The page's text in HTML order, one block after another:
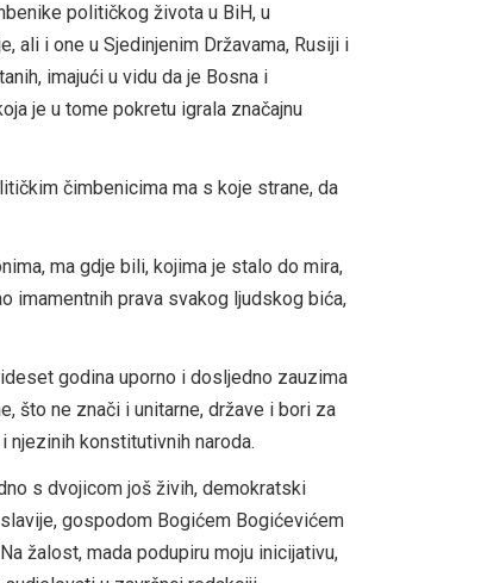
političkog života u BiH, u
ali i one u Sjedinjenim Državama, Rusiji i
imajući u vidu da je Bosna i
je u tome pokretu igrala značajnu
čimbenicima ma s koje strane, da
ma gdje bili, kojima je stalo do mira,
imamentnih prava svakog ljudskog bića,
godina uporno i dosljedno zauzima
što ne znači i unitarne, države i bori za
njezinih konstitutivnih naroda.
s dvojicom još živih, demokratski
gospodom Bogićem Bogićevićem
žalost, mada podupiru moju inicijativu,